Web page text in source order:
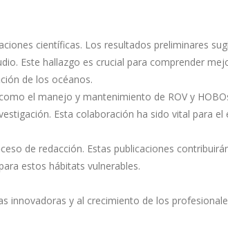
científicas. Los resultados preliminares
Este hallazgo es crucial para comprender
de los océanos.
el manejo y mantenimiento de ROV y
Esta colaboración ha sido vital para el
de redacción. Estas publicaciones
estos hábitats vulnerables.
innovadoras y al crecimiento de los